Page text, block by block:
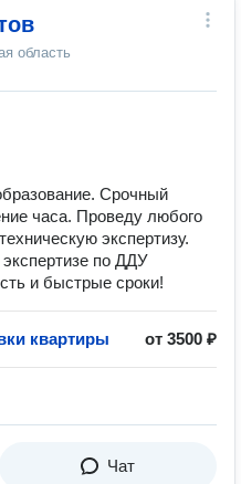
область
Срочный
часа. Проведу любого
экспертизу.
по ДДУ
и быстрые сроки!
квартиры от 3500 ₽
Чат